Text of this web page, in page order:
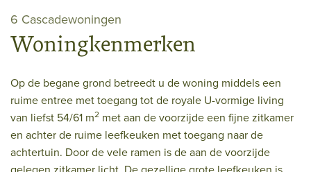
6 Cascadewoningen
Woningkenmerken
Op de begane grond betreedt u de woning middels een
ruime entree met toegang tot de royale U-vormige living
van liefst 54/61 m2 met aan de voorzijde een fijne zitkamer
en achter de ruime leefkeuken met toegang naar de
achtertuin. Door de vele ramen is de aan de voorzijde